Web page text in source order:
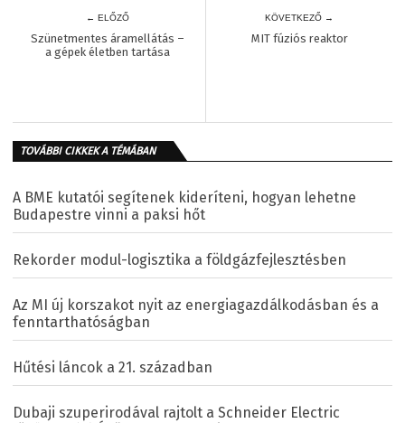
← ELŐZŐ
Szünetmentes áramellátás –
a gépek életben tartása
KÖVETKEZŐ →
MIT fúziós reaktor
TOVÁBBI CIKKEK A TÉMÁBAN
A BME kutatói segítenek kideríteni, hogyan lehetne
Budapestre vinni a paksi hőt
Rekorder modul-logisztika a földgázfejlesztésben
Az MI új korszakot nyit az energiagazdálkodásban és a
fenntarthatóságban
Hűtési láncok a 21. században
Dubaji szuperirodával rajtolt a Schneider Electric